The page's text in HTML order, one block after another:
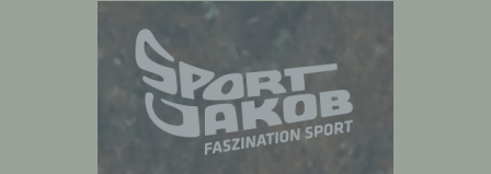
Pseudonymisierung ist die Verarbeitung
personenbezogener Daten in einer Weise,
auf welche die personenbezogenen Daten
ohne Hinzuziehung zusätzlicher
Informationen nicht mehr einer spezifischen
betroffenen Person zugeordnet werden
können, sofern diese zusätzlichen